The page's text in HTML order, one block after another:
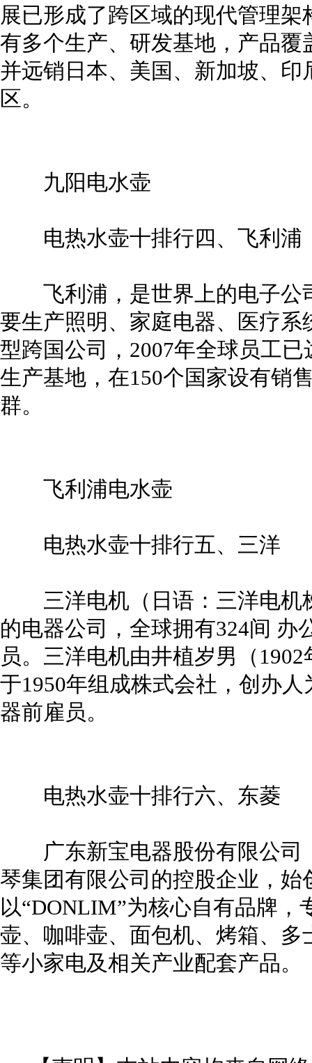
展已形成了跨区域的现代管理
有多个生产、研发基地，产品
并远销日本、美国、新加坡、
区。
九阳电水壶
电热水壶十排行四、飞利浦
飞利浦，是世界上的电子公
要生产照明、家庭电器、医疗
型跨国公司，2007年全球员工
生产基地，在150个国家设有销
群。
飞利浦电水壶
电热水壶十排行五、三洋
三洋电机（日语：三洋电机
的电器公司，全球拥有324间 办
员。三洋电机由井植岁男（
于1950年组成株式会社，创办
器前雇员。
电热水壶十排行六、东菱
广东新宝电器股份有限公司
琴集团有限公司的控股企业，始
以“DONLIM”为核心自有品牌
壶、咖啡壶、面包机、烤箱、
等小家电及相关产业配套产品。